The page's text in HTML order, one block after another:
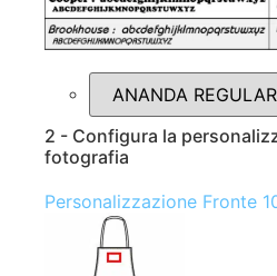
2 - Configura la
fotografia
Personalizzazione Fronte